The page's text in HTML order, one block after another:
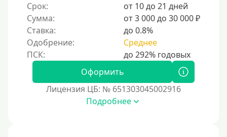
200000 руб
250000 руб
300000 руб
500000 руб
1000000 руб
Срок:
от 10 до 21 дней
Сумма:
от 3 000 до 30 000 ₽
Ставка:
до 0.8%
Одобрение:
Среднее
Оформить
Лицензия ЦБ: № 651303045002916
Подробнее